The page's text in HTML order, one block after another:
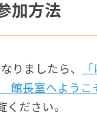
加方法
りましたら、
館長室へようこ
ください。